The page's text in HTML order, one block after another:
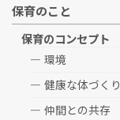
保育のこと
保育のコンセプト
環境
健康な体づくり
仲間との共存